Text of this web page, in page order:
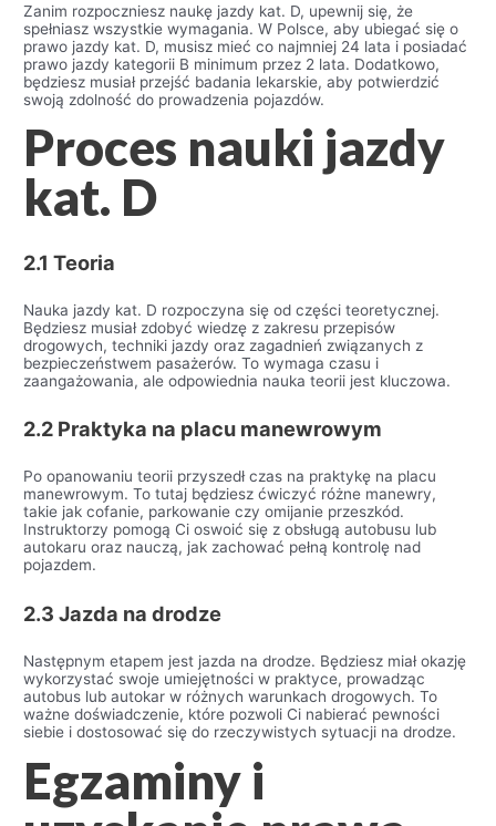
Zanim rozpoczniesz naukę jazdy kat. D, upewnij się, że
spełniasz wszystkie wymagania. W Polsce, aby ubiegać się o
prawo jazdy kat. D, musisz mieć co najmniej 24 lata i posiadać
prawo jazdy kategorii B minimum przez 2 lata. Dodatkowo,
będziesz musiał przejść badania lekarskie, aby potwierdzić
swoją zdolność do prowadzenia pojazdów.
Proces nauki jazdy
kat. D
2.1 Teoria
Nauka jazdy kat. D rozpoczyna się od części teoretycznej.
Będziesz musiał zdobyć wiedzę z zakresu przepisów
drogowych, techniki jazdy oraz zagadnień związanych z
bezpieczeństwem pasażerów. To wymaga czasu i
zaangażowania, ale odpowiednia nauka teorii jest kluczowa.
2.2 Praktyka na placu manewrowym
Po opanowaniu teorii przyszedł czas na praktykę na placu
manewrowym. To tutaj będziesz ćwiczyć różne manewry,
takie jak cofanie, parkowanie czy omijanie przeszkód.
Instruktorzy pomogą Ci oswoić się z obsługą autobusu lub
autokaru oraz nauczą, jak zachować pełną kontrolę nad
pojazdem.
2.3 Jazda na drodze
Następnym etapem jest jazda na drodze. Będziesz miał okazję
wykorzystać swoje umiejętności w praktyce, prowadząc
autobus lub autokar w różnych warunkach drogowych. To
ważne doświadczenie, które pozwoli Ci nabierać pewności
siebie i dostosować się do rzeczywistych sytuacji na drodze.
Egzaminy i